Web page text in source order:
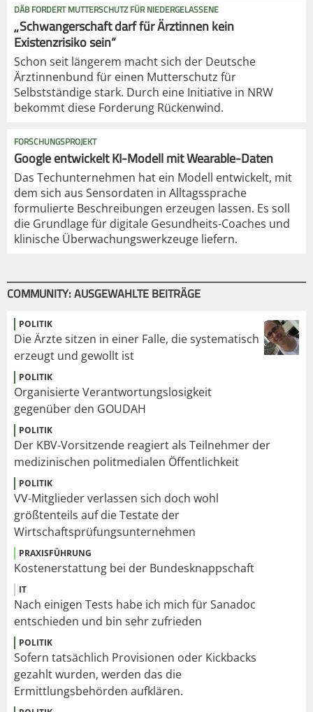
DÄB FORDERT MUTTERSCHUTZ FÜR NIEDERGELASSENE
„Schwangerschaft darf für Ärztinnen kein
Existenzrisiko sein“
Schon seit längerem macht sich der Deutsche
Ärztinnenbund für einen Mutterschutz für
Selbstständige stark. Durch eine Initiative in NRW
bekommt diese Forderung Rückenwind.
FORSCHUNGSPROJEKT
Google entwickelt KI-Modell mit Wearable-Daten
Das Techunternehmen hat ein Modell entwickelt, mit
dem sich aus Sensordaten in Alltagssprache
formulierte Beschreibungen erzeugen lassen. Es soll
die Grundlage für digitale Gesundheits-Coaches und
klinische Überwachungswerkzeuge liefern.
COMMUNITY: AUSGEWAHLTE BEITRÄGE
POLITIK
Die Ärzte sitzen in einer Falle, die systematisch
erzeugt und gewollt ist
POLITIK
Organisierte Verantwortungslosigkeit
gegenüber den GOUDAH
POLITIK
Der KBV-Vorsitzende reagiert als Teilnehmer der
medizinischen politmedialen Öffentlichkeit
POLITIK
VV-Mitglieder verlassen sich doch wohl
größtenteils auf die Testate der
Wirtschaftsprüfungsunternehmen
PRAXISFÜHRUNG
Kostenerstattung bei der Bundesknappschaft
IT
Nach einigen Tests habe ich mich für Sanadoc
entschieden und bin sehr zufrieden
POLITIK
Sofern tatsächlich Provisionen oder Kickbacks
gezahlt wurden, werden das die
Ermittlungsbehörden aufklären.